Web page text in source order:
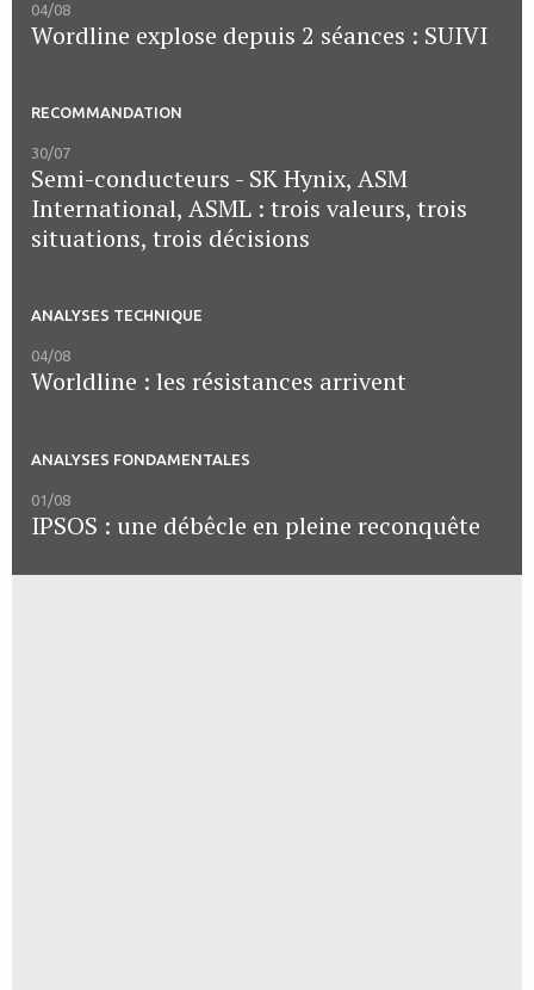
04/08
Wordline explose depuis 2 séances : SUIVI
RECOMMANDATION
30/07
Semi-conducteurs - SK Hynix, ASM
International, ASML : trois valeurs, trois
situations, trois décisions
ANALYSES TECHNIQUE
04/08
Worldline : les résistances arrivent
ANALYSES FONDAMENTALES
01/08
IPSOS : une débêcle en pleine reconquête